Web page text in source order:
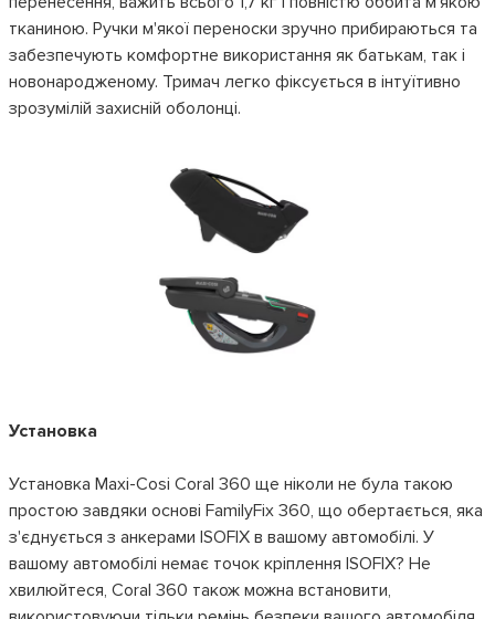
тканиною. Ручки м'якої переноски зручно прибираються та
забезпечують комфортне використання як батькам, так і
новонародженому. Тримач легко фіксується в інтуїтивно
зрозумілій захисній оболонці.
Установка
Установка Maxi-Cosi Coral 360 ще ніколи не була такою
простою завдяки основі FamilyFix 360, що обертається, яка
з'єднується з анкерами ISOFIX в вашому автомобілі. У
вашому автомобілі немає точок кріплення ISOFIX? Не
хвилюйтеся, Coral 360 також можна встановити,